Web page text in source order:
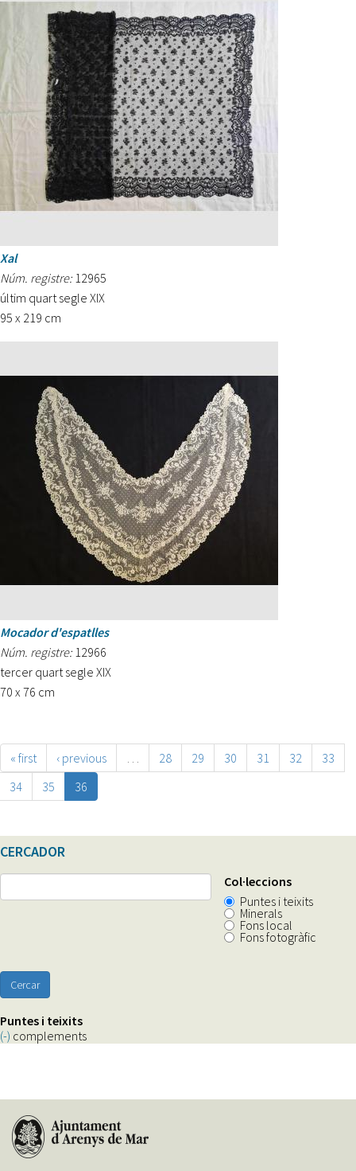
Xal
Núm. registre: 12965
últim quart segle XIX
95 x 219 cm
Mocador d'espatlles
Núm. registre: 12966
tercer quart segle XIX
70 x 76 cm
« first ‹ previous 28 29 30 31 32
33
34
35 36
CERCADOR
Col·leccions
Puntes i teixits
Minerals
Fons local
Fons fotogràfic
Cercar
Puntes i teixits
(-) Remove
complements